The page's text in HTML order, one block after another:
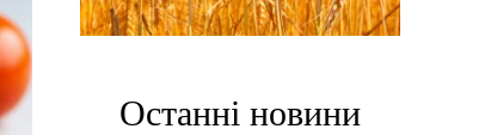
Останні новини